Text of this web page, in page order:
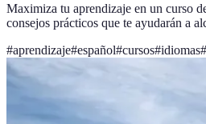
Maximiza tu aprendizaje en un curso
consejos prácticos que te ayudarán a
#aprendizaje#español#cursos#idiomas#